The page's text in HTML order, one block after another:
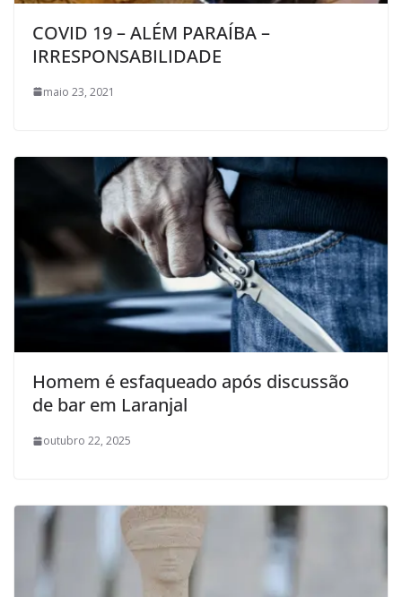
COVID 19 – ALÉM PARAÍBA –
IRRESPONSABILIDADE
maio 23, 2021
Homem é esfaqueado após discussão
de bar em Laranjal
outubro 22, 2025